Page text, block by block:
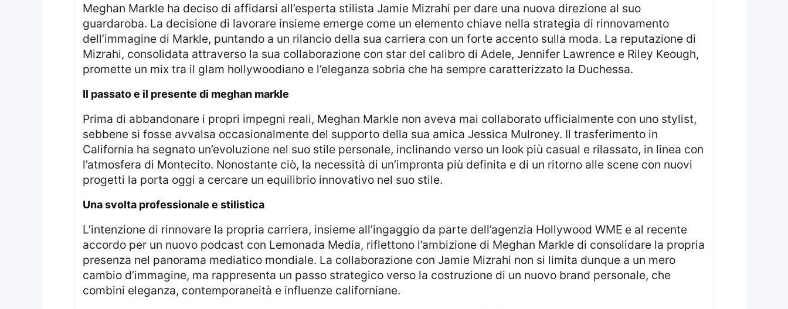
Meghan Markle ha deciso di affidarsi all’esperta stilista Jamie Mizrahi per dare una nuova direzione al suo
guardaroba. La decisione di lavorare insieme emerge come un elemento chiave nella strategia di rinnovamento
dell’immagine di Markle, puntando a un rilancio della sua carriera con un forte accento sulla moda. La reputazione di
Mizrahi, consolidata attraverso la sua collaborazione con star del calibro di Adele, Jennifer Lawrence e Riley Keough,
promette un mix tra il glam hollywoodiano e l’eleganza sobria che ha sempre caratterizzato la Duchessa.
il passato e il presente di meghan markle
Prima di abbandonare i propri impegni reali, Meghan Markle non aveva mai collaborato ufficialmente con uno stylist,
sebbene si fosse avvalsa occasionalmente del supporto della sua amica Jessica Mulroney. Il trasferimento in
California ha segnato un’evoluzione nel suo stile personale, inclinando verso un look più casual e rilassato, in linea con
l’atmosfera di Montecito. Nonostante ciò, la necessità di un’impronta più definita e di un ritorno alle scene con nuovi
progetti la porta oggi a cercare un equilibrio innovativo nel suo stile.
una svolta professionale e stilistica
L’intenzione di rinnovare la propria carriera, insieme all’ingaggio da parte dell’agenzia Hollywood WME e al recente
accordo per un nuovo podcast con Lemonada Media, riflettono l’ambizione di Meghan Markle di consolidare la propria
presenza nel panorama mediatico mondiale. La collaborazione con Jamie Mizrahi non si limita dunque a un mero
cambio d’immagine, ma rappresenta un passo strategico verso la costruzione di un nuovo brand personale, che
combini eleganza, contemporaneità e influenze californiane.